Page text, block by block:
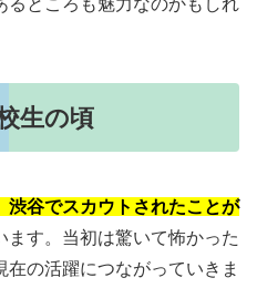
るところも魅力なのかもしれ
生の頃
渋谷でスカウトされたことが
ます。当初は驚いて怖かった
の活躍につながっていきま